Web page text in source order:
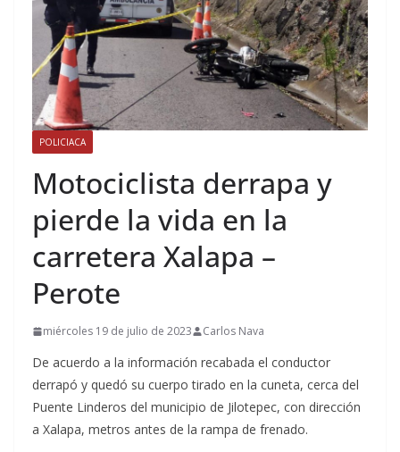
POLICIACA
Motociclista derrapa y
pierde la vida en la
carretera Xalapa –
Perote
miércoles 19 de julio de 2023 Carlos Nava
De acuerdo a la información recabada el conductor
derrapó y quedó su cuerpo tirado en la cuneta, cerca del
Puente Linderos del municipio de Jilotepec, con dirección
a Xalapa, metros antes de la rampa de frenado.